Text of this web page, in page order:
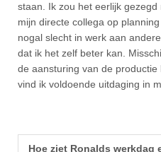
staan. Ik zou het eerlijk
mijn directe collega op
nogal slecht in werk aan
dat ik het zelf beter kan.
de aansturing van de
vind ik voldoende uitdaging in
Hoe ziet Ronalds werkdag